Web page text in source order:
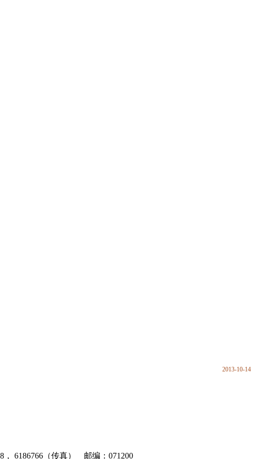
2013-10-14
， 6186766（传真） 邮编：071200